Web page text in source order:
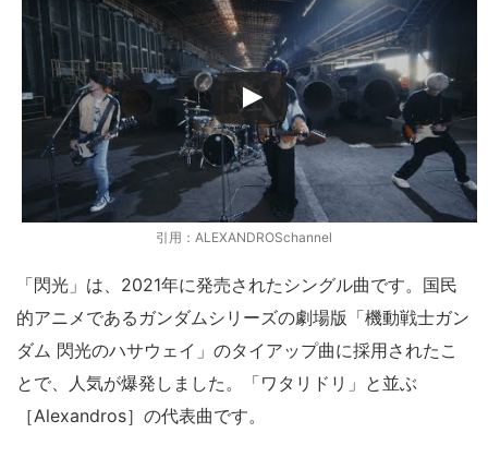
引用：ALEXANDROSchannel
「閃光」は、2021年に発売されたシングル曲です。国民
的アニメであるガンダムシリーズの劇場版「機動戦士ガン
ダム 閃光のハサウェイ」のタイアップ曲に採用されたこ
とで、人気が爆発しました。「ワタリドリ」と並ぶ
［Alexandros］の代表曲です。